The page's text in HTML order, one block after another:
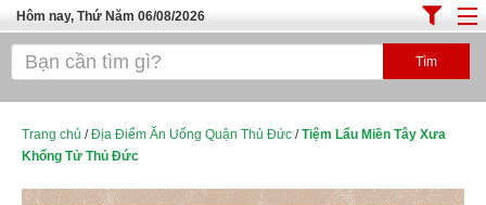
Hôm nay, Thứ Năm 06/08/2026
Trang chủ
Cafe - Kem- Trà Sữa
Trang chủ /Địa Điểm Ăn Uống Quận Thủ Đức /Tiệm Lẩu Miền Tây Xưa
Khổng Tử Thủ Đức